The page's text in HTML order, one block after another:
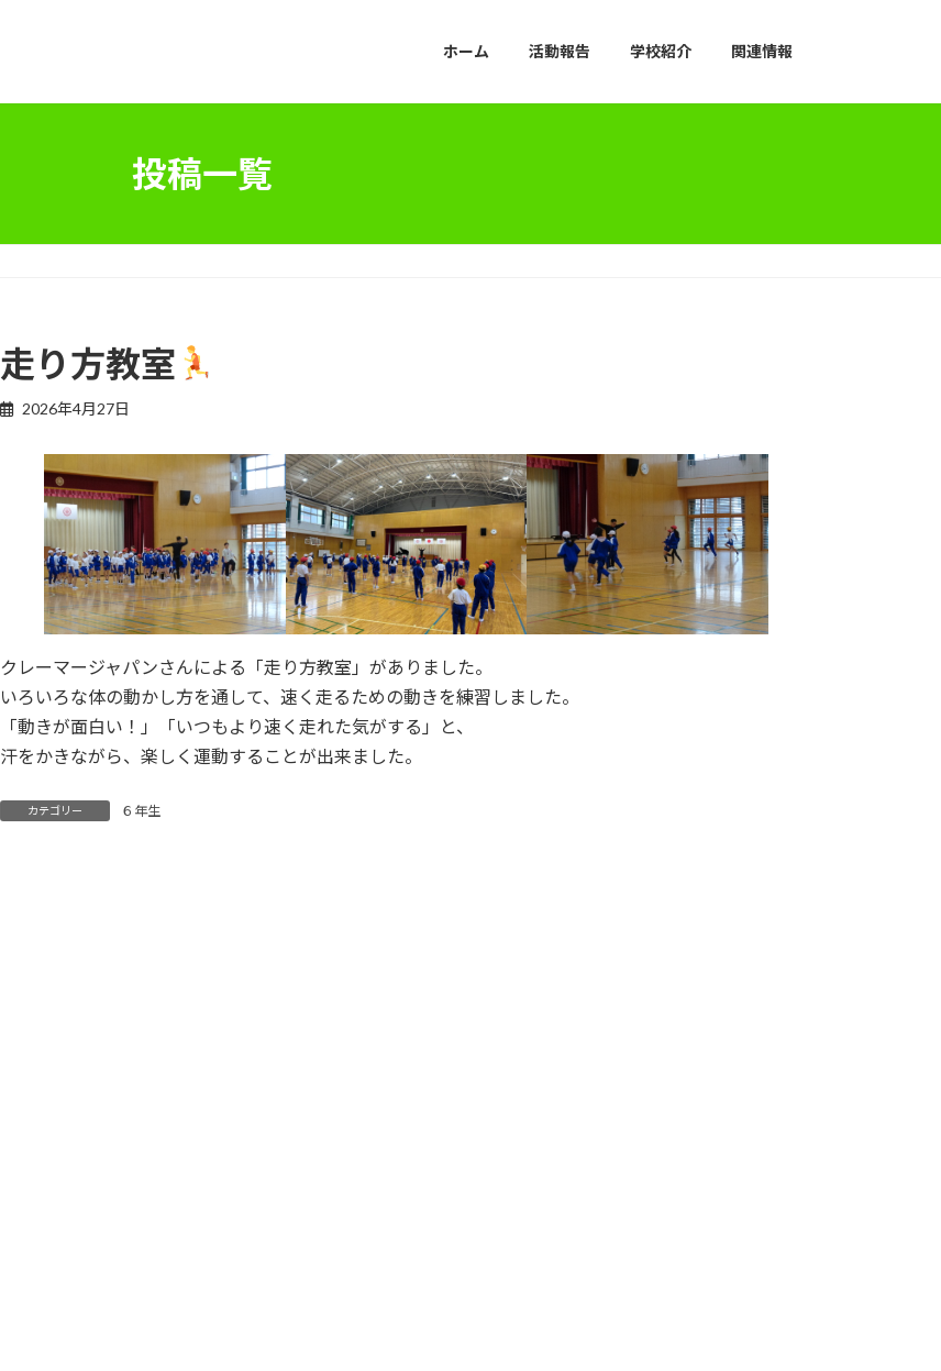
ホーム 活動報告 学校紹介 関連情報
投稿一覧
走り方教室
2026年4月27日
クレーマージャパンさんによる「走り方教室」がありました。
いろいろな体の動かし方を通して、速く走るための動きを練習しました。
「動きが面白い！」「いつもより速く走れた気がする」と、
汗をかきながら、楽しく運動することが出来ました。
カテゴリー ６年生